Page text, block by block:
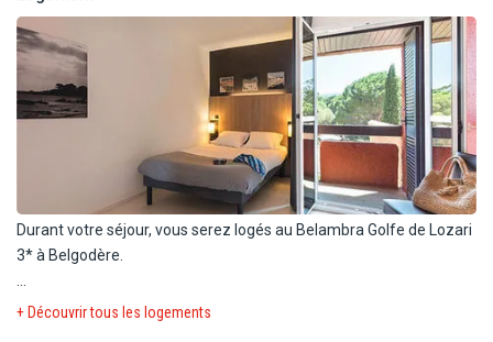
Durant votre séjour, vous serez logés au Belambra Golfe de Lozari
3* à Belgodère.
Installé au cœur d'une vaste pinède de 25 hectares, le club
+ Découvrir tous les logements